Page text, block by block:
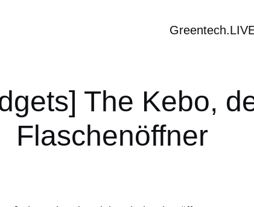
The Kebo,
Flaschenöffner